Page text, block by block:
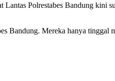
Polrestabes Bandung kini
Mereka hanya tinggal